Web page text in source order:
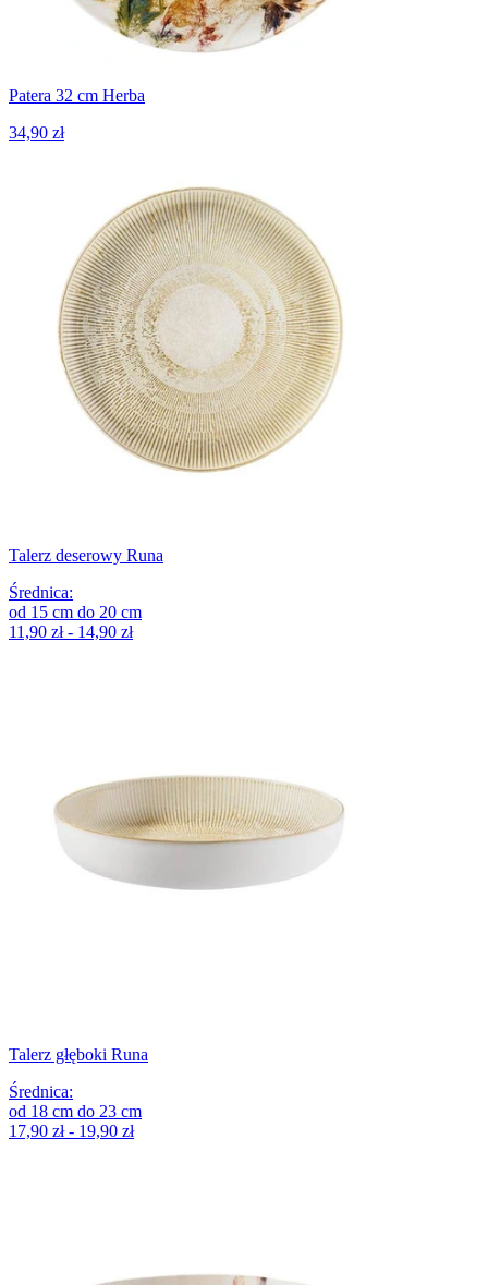
Patera 32 cm Herba
34,90 zł
Talerz deserowy Runa
Średnica:
od 15 cm do 20 cm
11,90 zł - 14,90 zł
Talerz głęboki Runa
Średnica:
od 18 cm do 23 cm
17,90 zł - 19,90 zł